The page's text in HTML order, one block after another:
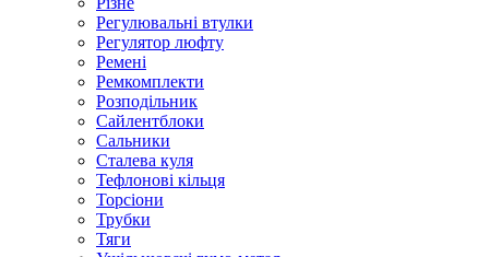
Регулювальні втулки
Регулятор люфту
Ремені
Ремкомплекти
Розподільник
Сайлентблоки
Сальники
Сталева куля
Тефлонові кільця
Торсіони
Трубки
Тяги